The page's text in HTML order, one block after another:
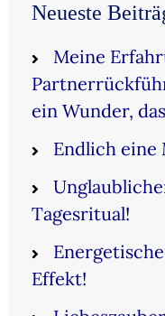
Neueste
Meine
ein Wunder,
Endlich eine
Tagesritual!
Effekt!